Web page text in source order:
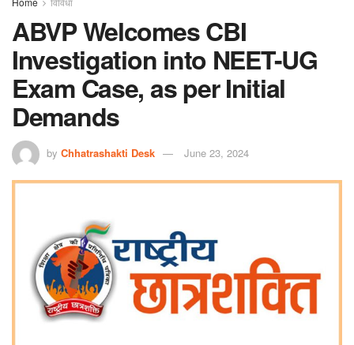
ABVP Welcomes CBI
Investigation into NEET-UG
Exam Case, as per Initial
Demands
by Chhatrashakti Desk June 23, 2024